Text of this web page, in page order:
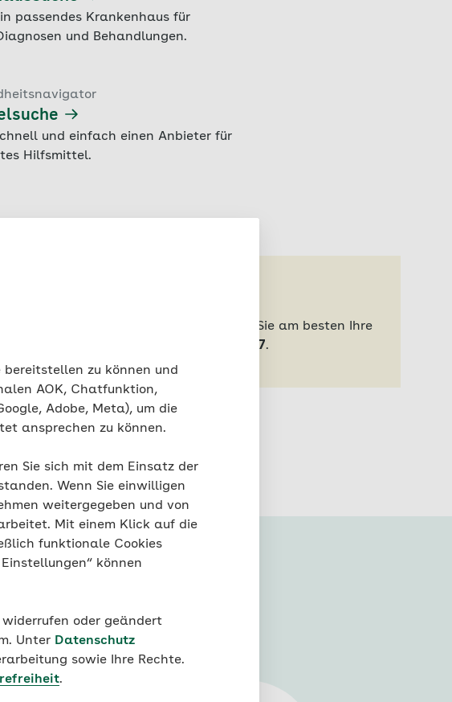
zu können und
AOK, Chatfunktion,
Adobe, Meta), um die
ansprechen zu können.
Sie sich mit dem Einsatz der
Wenn Sie einwilligen
weitergegeben und von
Mit einem Klick auf die
funktionale Cookies
können
oder geändert
Unter Datenschutz
sowie Ihre Rechte.
.
passendes Krankenhaus für
und Behandlungen.
und einfach einen Anbieter für
Hilfsmittel.
In weniger akuten Fällen kontaktieren Sie am besten Ihre
Bereitschaftsdienstes:
116 117.